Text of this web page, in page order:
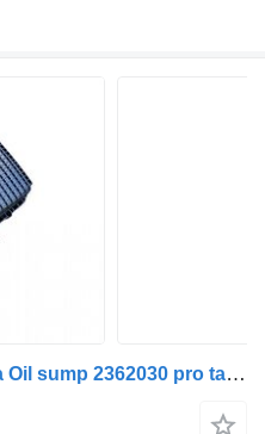
Kliková skříň motoru Scania Oil sump 2362030 pro tahače Scania